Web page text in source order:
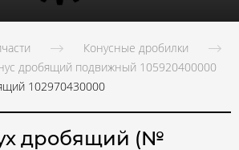
Конусные дробилки
дробящий подвижный 105920400000
102970430000
дробящий (№